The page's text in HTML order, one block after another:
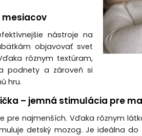
mesiacov
nástroje na
objavovať svet
rôznym textúram,
podnety a zároveň si
hru.
– jemná stimulácia pre
pre najmenších. Vďaka rôznym
detský mozog. Je ideálna